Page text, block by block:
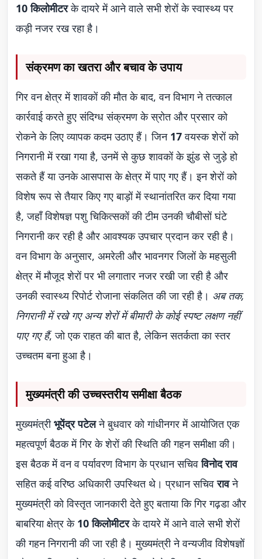
10 किलोमीटरके दायरे में आने वाले सभी शेरों के स्वास्थ्य पर
कड़ी नजर रख रहा है।
संक्रमण का खतरा और बचाव के उपाय
गिर वन क्षेत्र में शावकों की मौत के बाद, वन विभाग ने तत्काल
कार्रवाई करते हुए संदिग्ध संक्रमण के स्रोत और प्रसार को
रोकने के लिए व्यापक कदम उठाए हैं। जिन 17वयस्क शेरों को
निगरानी में रखा गया है, उनमें से कुछ शावकों के झुंड से जुड़े हो
सकते हैं या उनके आसपास के क्षेत्र में पाए गए हैं। इन शेरों को
विशेष रूप से तैयार किए गए बाड़ों में स्थानांतरित कर दिया गया
है, जहाँ विशेषज्ञ पशु चिकित्सकों की टीम उनकी चौबीसों घंटे
निगरानी कर रही है और आवश्यक उपचार प्रदान कर रही है।
वन विभाग के अनुसार, अमरेली और भावनगर जिलों के महसुली
क्षेत्र में मौजूद शेरों पर भी लगातार नजर रखी जा रही है और
उनकी स्वास्थ्य रिपोर्ट रोजाना संकलित की जा रही है। अब तक,
निगरानी में रखे गए अन्य शेरों में बीमारी के कोई स्पष्ट लक्षण नहीं
पाए गए हैं, जो एक राहत की बात है, लेकिन सतर्कता का स्तर
उच्चतम बना हुआ है।
मुख्यमंत्री की उच्चस्तरीय समीक्षा बैठक
मुख्यमंत्रीभूपेंद्र पटेलने बुधवार को गांधीनगर में आयोजित एक
महत्वपूर्ण बैठक में गिर के शेरों की स्थिति की गहन समीक्षा की।
इस बैठक में वन व पर्यावरण विभाग के प्रधान सचिवविनोद राव
सहित कई वरिष्ठ अधिकारी उपस्थित थे। प्रधान सचिवरावने
मुख्यमंत्री को विस्तृत जानकारी देते हुए बताया कि गिर गढ़डा और
बाबरिया क्षेत्र के 10 किलोमीटरके दायरे में आने वाले सभी शेरों
की गहन निगरानी की जा रही है। मुख्यमंत्री ने वन्यजीव विशेषज्ञों